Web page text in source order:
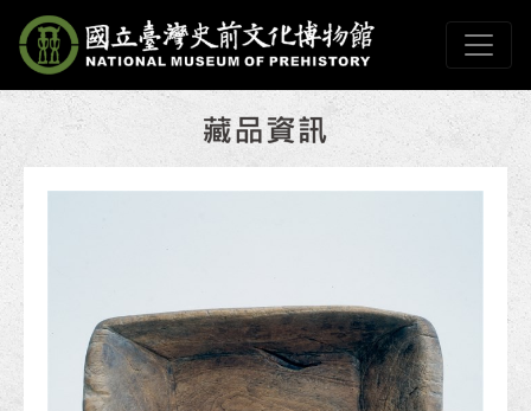
跳到主要內容
國立臺灣史前文化博物
網頁導覽